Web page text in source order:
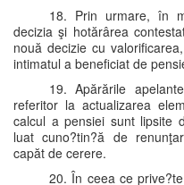
18. Prin urmare, în
decizia şi hotărârea
nouă decizie cu
intimatul a beneficiat de
19. Apărările
referitor la actualizarea
calcul a pensiei sunt lipsite
luat cuno?tin?ă de
capăt de cerere.
20. În ceea ce